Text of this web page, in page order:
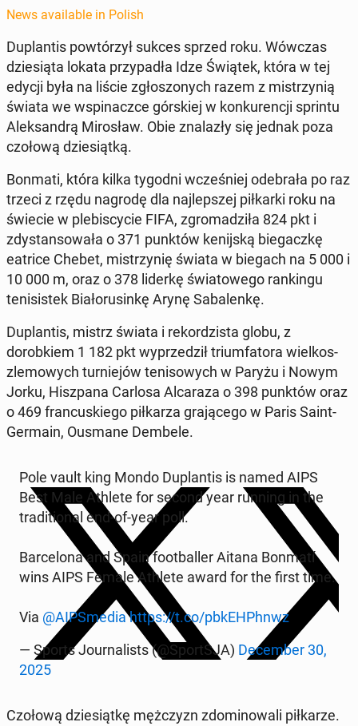
News available in Polish
Du­plan­tis powtórzył sukces sprzed roku. Wówczas
dziesią­ta lokata przy­padła Idze Świątek, która w tej
edycji była na liście zgłos­zonych razem z mis­trzynią
świata we wspinaczce górskiej w konkurencji sprintu
Alek­san­drą Mirosław. Obie znalazły się jednak poza
czołową dziesiątką.
Bonmati, która kilka tygodni wcześniej ode­brała po raz
trzeci z rzędu nagrodę dla na­jlep­szej piłkar­ki roku na
świecie w plebis­cy­cie FIFA, zgro­madz­iła 824 pkt i
zdys­tan­sowała o 371 punktów keni­jską bie­gaczkę
eatrice Chebet, mis­trzynię świata w biegach na 5 000 i
10 000 m, oraz o 378 liderkę świa­towego rankingu
teni­sis­tek Bi­ałorusinkę Arynę Sa­balenkę.
Du­plan­tis, mistrz świata i reko­rdzista globu, z
dorobkiem 1 182 pkt wyprzedz­ił tri­umfa­to­ra wielkos­
zle­mowych turniejów tenisowych w Paryżu i Nowym
Jorku, Hisz­pana Carlosa Al­caraza o 398 punktów oraz
o 469 fran­cuskiego piłkarza gra­jącego w Paris Saint-
Germain, Ousmane Dembele.
Pole vault king Mondo Du­plan­tis is named AIPS
Best Male Athlete for second year running in the
tra­di­tion­al end-of-year poll.
Barcelona and Spain foot­baller Aitana Bonmatí
wins AIPS Female Athlete award for the first time.
Via @AIPS­me­diahttps://t.co/pbkEH­Ph­n­wz
— Sports Jour­nal­ists (@Sport­S­JA) De­cem­ber 30,
2025
Czołową dziesiątkę mężczyzn zdomi­nowali piłkarze.